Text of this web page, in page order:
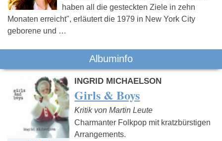
haben all die gesteckten Ziele in zehn
Monaten erreicht", erläutert die 1979 in New York City
geborene und …
Albuminfo
INGRID MICHAELSON
Girls & Boys
Kritik von Martin Leute
Charmanter Folkpop mit kratzbürstigen
Arrangements.